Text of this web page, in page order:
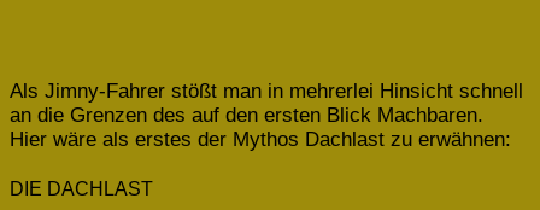
Als Jimny-Fahrer stößt man in mehrerlei Hinsicht schnell
an die Grenzen des auf den ersten Blick Machbaren.
Hier wäre als erstes der Mythos Dachlast zu erwähnen:
DIE DACHLAST